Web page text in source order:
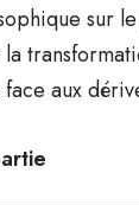
sur
aux